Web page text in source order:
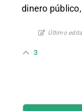
dinero
Último
3